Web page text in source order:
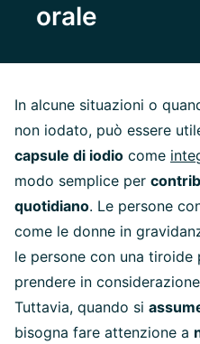
orale
In alcune situazioni o
non iodato, può essere
capsule di iodio come
modo semplice per
quotidiano. Le persone
come le donne in
le persone con una
prendere in
Tuttavia, quando si
bisogna fare attenzione a